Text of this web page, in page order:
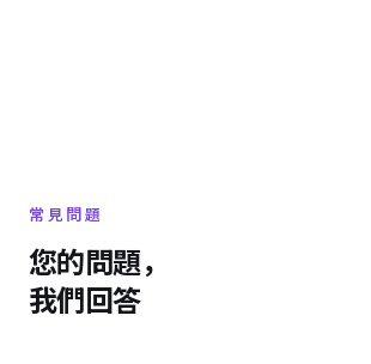
常見問題
您的問題，
我們回答